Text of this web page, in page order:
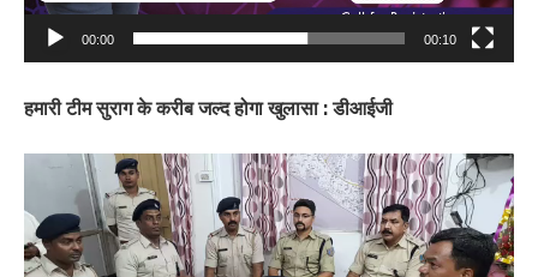
00:00 00:10
हमारी टीम सुराग के करीब जल्द होगा खुलासा : डीआईजी